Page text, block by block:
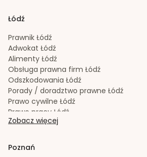
Rozwód
Sporządzanie testamentów
Upadłość konsumencka
Windykacja należności
Zachowek Kraków
Zakładanie i rejestracja spółek
Łódź
Prawnik Łódź
Adwokat Łódź
Alimenty Łódź
Obsługa prawna firm Łódź
Odszkodowania Łódź
Porady / doradztwo prawne Łódź
Prawo cywilne Łódź
Prawo pracy Łódź
Prawo spadkowe
Rozwód
Zobacz więcej
Poznań